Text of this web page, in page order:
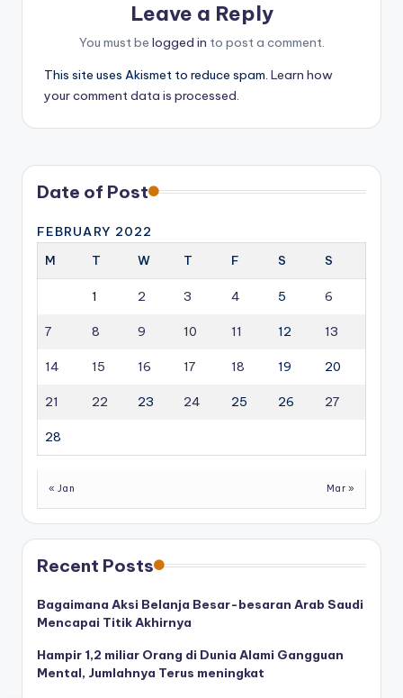
Leave a Reply
You must be logged in to post a comment.
This site uses Akismet to reduce spam. Learn how
your comment data is processed.
Date of Post
FEBRUARY 2022
M
T W T F S S
1 2 3 4 5 6
7 8 9 10 11 12 13
14 15 16 17 18 19 20
21 22 23 24 25 26 27
28
« Jan Mar »
Recent Posts
Bagaimana Aksi Belanja Besar-besaran Arab Saudi
Mencapai Titik Akhirnya
Hampir 1,2 miliar Orang di Dunia Alami Gangguan
Mental, Jumlahnya Terus meningkat